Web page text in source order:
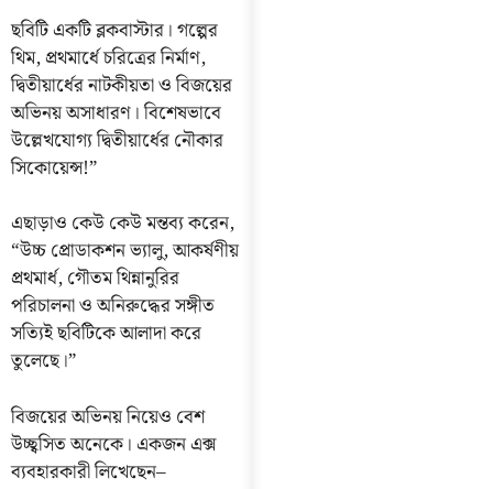
ছবিটি একটি ব্লকবাস্টার। গল্পের
থিম, প্রথমার্ধে চরিত্রের নির্মাণ,
দ্বিতীয়ার্ধের নাটকীয়তা ও বিজয়ের
অভিনয় অসাধারণ। বিশেষভাবে
উল্লেখযোগ্য দ্বিতীয়ার্ধের নৌকার
সিকোয়েন্স!”
এছাড়াও কেউ কেউ মন্তব্য করেন,
“উচ্চ প্রোডাকশন ভ্যালু, আকর্ষণীয়
প্রথমার্ধ, গৌতম থিন্নানুরির
পরিচালনা ও অনিরুদ্ধের সঙ্গীত
সত্যিই ছবিটিকে আলাদা করে
তুলেছে।”
বিজয়ের অভিনয় নিয়েও বেশ
উচ্ছ্বসিত অনেকে। একজন এক্স
ব্যবহারকারী লিখেছেন–